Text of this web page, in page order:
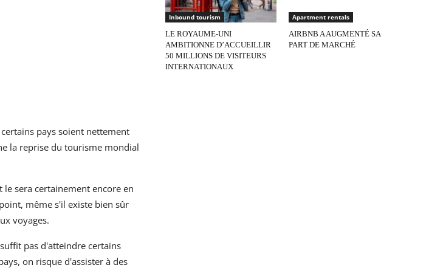
pays soient nettement
la reprise du tourisme mondial
sera certainement encore en
même s'il existe bien sûr
voyages.
pas d'atteindre certains
on risque d'assister à des
Inbound tourism
LE ROYAUME-UNI
AMBITIONNE D’ACCUEILLIR
50 MILLIONS DE VISITEURS
INTERNATIONAUX
Apartment rentals
AIRBNB A AUGMENTÉ SA
PART DE MARCHÉ